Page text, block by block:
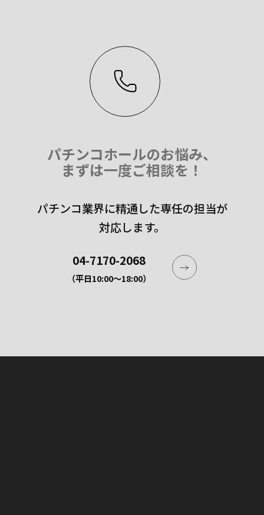
パチンコホールのお悩み、
まずは一度ご相談を！
パチンコ業界に精通した専任の担当が
対応します。
04-7170-2068
（平日10:00〜18:00）